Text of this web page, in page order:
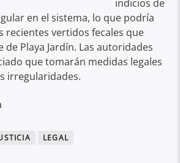
indicios de
en el sistema, lo que podría
recientes vertidos fecales que
Playa Jardín. Las autoridades
que tomarán medidas legales
irregularidades.
LEGAL